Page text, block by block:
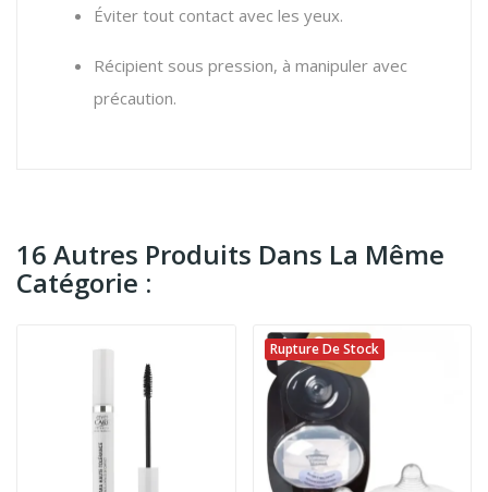
Éviter tout contact avec les yeux.
Récipient sous pression, à manipuler avec
précaution.
16 Autres Produits Dans La Même
Catégorie :
Rupture De Stock